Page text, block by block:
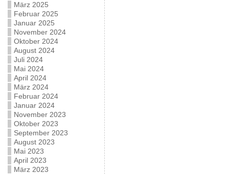
März 2025
Februar 2025
Januar 2025
November 2024
Oktober 2024
August 2024
Juli 2024
Mai 2024
April 2024
März 2024
Februar 2024
Januar 2024
November 2023
Oktober 2023
September 2023
August 2023
Mai 2023
April 2023
März 2023